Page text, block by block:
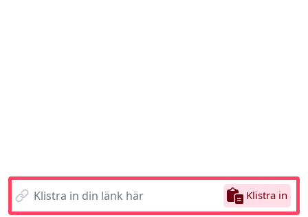
Klistra in